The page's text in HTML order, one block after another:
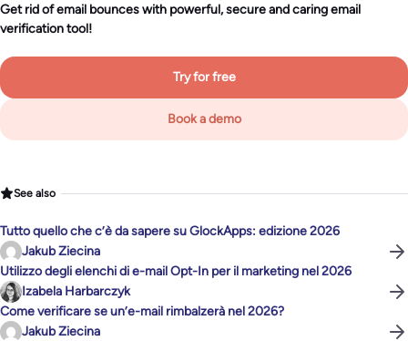
Get rid of email bounces with powerful, secure and caring email
verification tool!
Try for free
Book a demo
See also
Tutto quello che c’è da sapere su GlockApps: edizione 2026
Jakub Ziecina
Utilizzo degli elenchi di e-mail Opt-In per il marketing nel 2026
Izabela Harbarczyk
Come verificare se un’e-mail rimbalzerà nel 2026?
Jakub Ziecina